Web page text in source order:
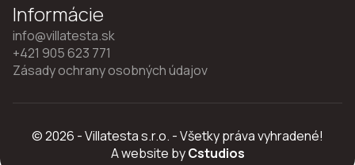
Informácie
info@villatesta.sk
+421 905 623 771
Zásady ochrany osobných údajov
© 2026 - Villatesta s.r.o. - Všetky práva vyhradené!
A website byCstudios